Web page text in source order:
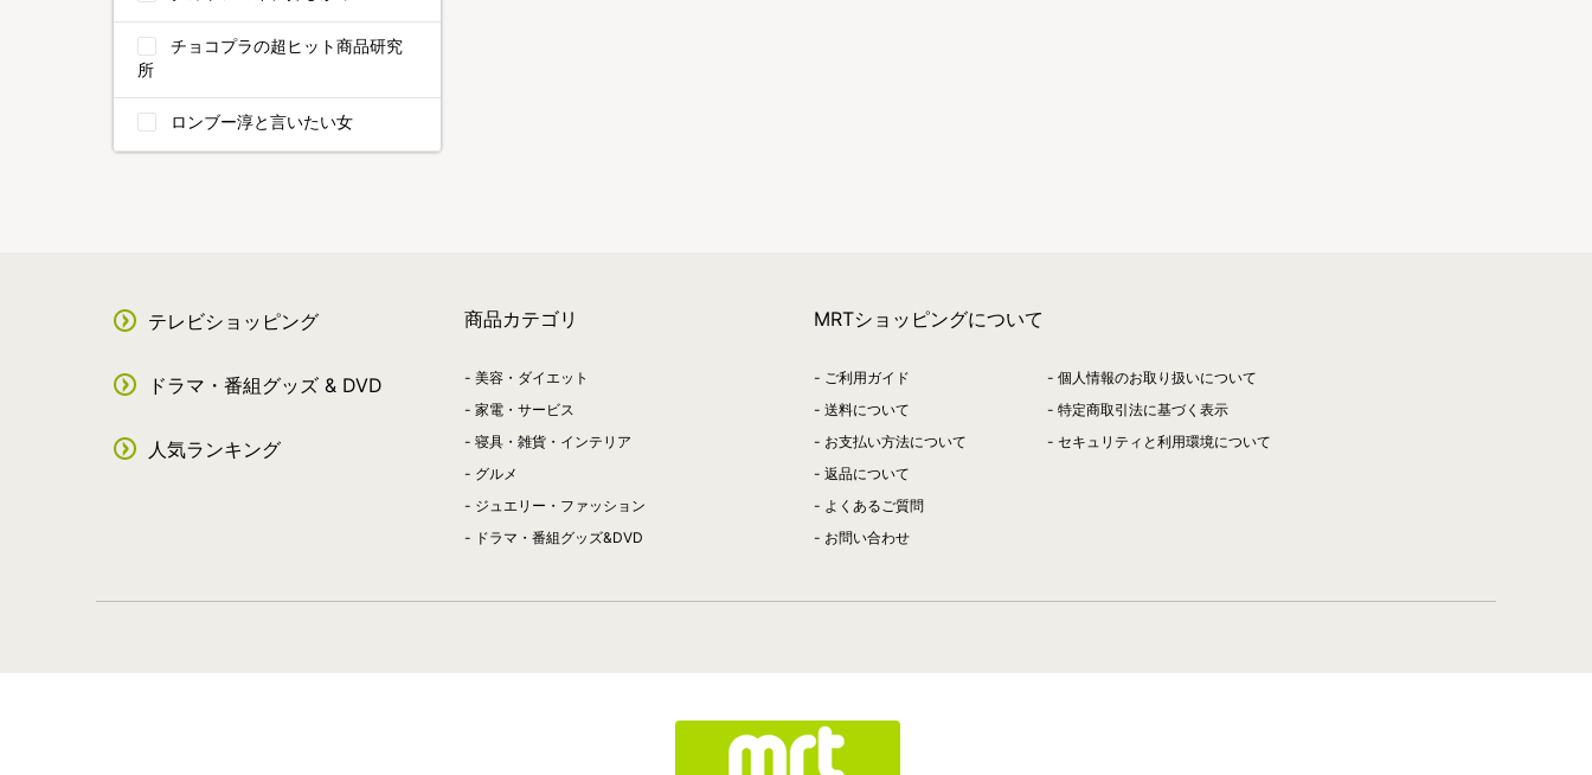
チョコプラの超ヒット商品研究
所
ロンブー淳と言いたい女
テレビショッピング
ドラマ・番組グッズ & DVD
人気ランキング
商品カテゴリ
美容・ダイエット
家電・サービス
寝具・雑貨・インテリア
グルメ
ジュエリー・ファッション
ドラマ・番組グッズ&DVD
MRTショッピングについて
ご利用ガイド
送料について
お支払い方法について
返品について
よくあるご質問
お問い合わせ
個人情報のお取り扱いについて
特定商取引法に基づく表示
セキュリティと利用環境について